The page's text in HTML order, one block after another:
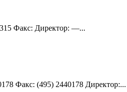
Факс: Директор: —...
Факс: (495) 2440178 Директор:...